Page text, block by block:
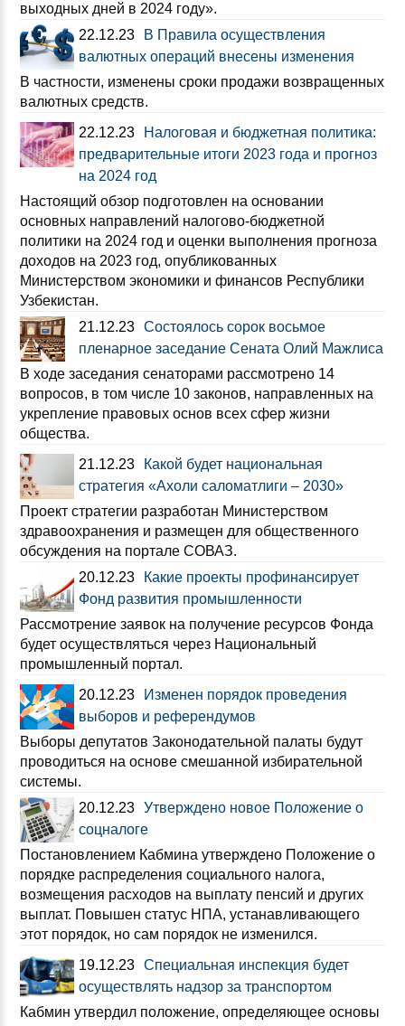
выходных дней в 2024 году».
22.12.23
В Правила осуществления
валютных операций внесены изменения
В частности, изменены сроки продажи возвращенных
валютных средств.
22.12.23
Налоговая и бюджетная политика:
предварительные итоги 2023 года и прогноз
на 2024 год
Настоящий обзор подготовлен на основании
основных направлений налогово-бюджетной
политики на 2024 год и оценки выполнения прогноза
доходов на 2023 год, опубликованных
Министерством экономики и финансов Республики
Узбекистан.
21.12.23 Состоялось сорок восьмое
пленарное заседание Сената Олий Мажлиса
В ходе заседания сенаторами рассмотрено 14
вопросов, в том числе 10 законов, направленных на
укрепление правовых основ всех сфер жизни
общества.
21.12.23
Какой будет национальная
стратегия «Ахоли саломатлиги – 2030»
Проект стратегии разработан Министерством
здравоохранения и размещен для общественного
обсуждения на портале СОВАЗ.
20.12.23
Какие проекты профинансирует
Фонд развития промышленности
Рассмотрение заявок на получение ресурсов Фонда
будет осуществляться через Национальный
промышленный портал.
20.12.23
Изменен порядок проведения
выборов и референдумов
Выборы депутатов Законодательной палаты будут
проводиться на основе смешанной избирательной
системы.
20.12.23 Утверждено новое Положение о
соцналоге
Постановлением Кабмина утверждено Положение о
порядке распределения социального налога,
возмещения расходов на выплату пенсий и других
выплат. Повышен статус НПА, устанавливающего
этот порядок, но сам порядок не изменился.
19.12.23 Специальная инспекция будет
осуществлять надзор за транспортом
Кабмин утвердил положение, определяющее основы